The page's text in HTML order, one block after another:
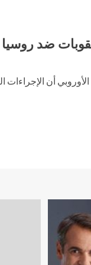
ضد روسيا
أن الإجراءات